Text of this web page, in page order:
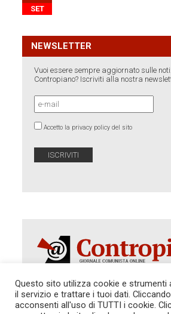
SET
NEWSLETTER
Vuoi essere sempre aggiornato sulle
Contropiano? Iscriviti alla nostra
Accetto la privacy policy del sito
Autorizzazione del Tribunale di Roma 286
Questo sito utilizza cookie e strumenti
il servizio e trattare i tuoi dati.
acconsenti all'uso di TUTTI i cookie.